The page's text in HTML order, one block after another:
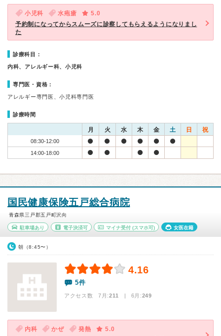
小児科 水疱瘡
5.0
予約制になってからスムーズに診察してもらえるようになりまし
た
診療科目：
内科、アレルギー科、小児科
専門医・資格：
アレルギー専門医、小児科専門医
診療時間
月 火 水 木 金 土 日 祝
08:30-12:00
14:00-18:00
国民健康保険五戸総合病院
青森県三戸郡五戸町沢向
駐車場あり 電子決済可 マイナ受付 (スマホ可) 女医在籍
朝（8:45〜）
4.16
5件
アクセス数 7月:211 | 6月:249
内科 かぜ 発熱
5.0